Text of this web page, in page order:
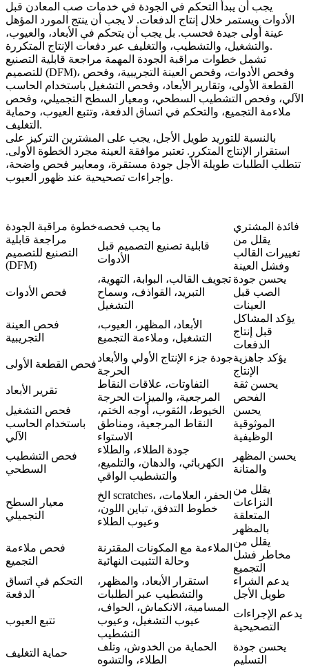
يجب أن يبدأ التحكم في الجودة في خدمات صب المعادن قبل
الأدوات ويستمر خلال إنتاج الدفعات. لا يجب أن ينتج المورد المؤهل
عينة أولى جيدة فحسب. بل يجب أن يتحكم في الأبعاد، والعيوب،
والتشغيل، والتشطيب، والتغليف عبر دفعات الإنتاج المتكررة.
تشمل خطوات مراقبة الجودة المهمة مراجعة قابلية التصنيع
للتصميم (DFM)، وفحص الأدوات، وفحص العينة التجريبية، وفحص
القطعة الأولى، وتقارير الأبعاد، وفحص التشغيل باستخدام الحاسب
الآلي، وفحص التشطيب السطحي، ومعيار السطح التجميلي، وفحص
ملاءمة التجميع، والتحكم في اتساق الدفعة، وتتبع العيوب، وحماية
التغليف.
بالنسبة للتوريد طويل الأجل، يجب على المشترين التركيز على
استقرار الإنتاج المتكرر. تعتبر موافقة العينة مجرد الخطوة الأولى.
تتطلب الطلبات طويلة الأجل جودة مستقرة، ومعايير فحص واضحة،
وإجراءات تصحيحية عند ظهور العيوب.
خطوة مراقبة الجودةما يجب فحصه
فائدة المشتري
مراجعة قابلية
التصنيع للتصميم
(DFM)
قابلية تصنيع التصميم قبل
الأدوات
يقلل من
تغييرات القالب
وفشل العينة
فحص الأدوات
تجويف القالب، البوابة، التهوية،
التبريد، القواذف، وسماح
التشغيل
يحسن جودة
الصب قبل
العينات
فحص العينة
التجريبية
الأبعاد، المظهر، العيوب،
التشغيل، وملاءمة التجميع
يؤكد المشاكل
قبل إنتاج
الدفعات
فحص القطعة الأولى
جودة جزء الإنتاج الأولي والأبعاد
الحرجة
يؤكد جاهزية
الإنتاج
تقرير الأبعاد
التفاوتات، علاقات النقاط
المرجعية، والميزات الحرجة
يحسن ثقة
الفحص
فحص التشغيل
باستخدام الحاسب
الآلي
الخيوط، الثقوب، أوجه الختم،
النقاط المرجعية، ومناطق
الاستواء
يحسن
الموثوقية
الوظيفية
فحص التشطيب
السطحي
جودة الطلاء، والطلاء
الكهربائي، والدهان، والتلميع،
والتشطيب الواقي
يحسن المظهر
والمتانة
معيار السطح
التجميلي
الخ scratches، الحفر، العلامات،
خطوط التدفق، تباين اللون،
وعيوب الطلاء
يقلل من
النزاعات
المتعلقة
بالمظهر
فحص ملاءمة
التجميع
الملاءمة مع المكونات المقترنة
وحالة التثبيت النهائية
يقلل من
مخاطر فشل
التجميع
التحكم في اتساق
الدفعة
استقرار الأبعاد، والمظهر،
والتشطيب عبر الطلبات
يدعم الشراء
طويل الأجل
تتبع العيوب
المسامية، الانكماش، الحواف،
عيوب التشغيل، وعيوب
التشطيب
يدعم الإجراءات
التصحيحية
حماية التغليف
الحماية من الخدوش، وتلف
الطلاء، والتشوه
يحسن جودة
التسليم